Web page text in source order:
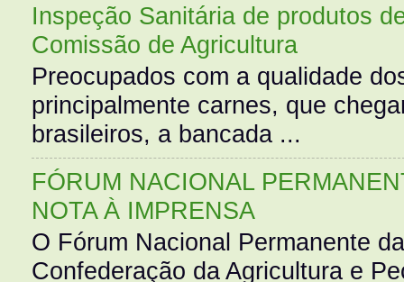
Inspeção Sanitária de produtos
Comissão de Agricultura
Preocupados com a qualidade
principalmente carnes, que
brasileiros, a bancada ...
FÓRUM NACIONAL
NOTA À IMPRENSA
O Fórum Nacional Permanente
Confederação da Agricultura e